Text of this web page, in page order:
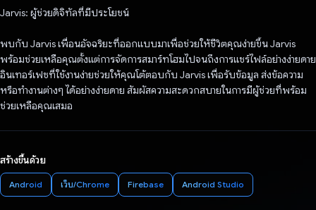
Jarvis: ผู้ช่วยดิจิทัลที่มีประโยชน์
พบกับ Jarvis เพื่อนอัจฉริยะที่ออกแบบมาเพื่อช่วยให้ชีวิตคุณง่ายขึ้น Jarvis
พร้อมช่วยเหลือคุณตั้งแต่การจัดการสมาร์ทโฮมไปจนถึงการแชร์ไฟล์อย่างง่ายดาย
อินเทอร์เฟซที่ใช้งานง่ายช่วยให้คุณโต้ตอบกับ Jarvis เพื่อรับข้อมูล ส่งข้อความ
หรือทำงานต่างๆ ได้อย่างง่ายดาย สัมผัสความสะดวกสบายในการมีผู้ช่วยที่พร้อม
ช่วยเหลือคุณเสมอ
สร้างขึ้นด้วย
Android เว็บ/Chrome Firebase Android Studio